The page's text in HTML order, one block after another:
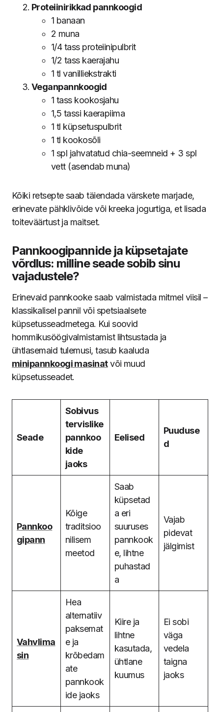
Proteiinirikkad pannkoogid
1 banaan
2 muna
1/4 tass proteiinipulbrit
1/2 tass kaerajahu
1 tl vanilliekstrakti
Veganpannkoogid
1 tass kookosjahu
1,5 tassi kaerapiima
1 tl küpsetuspulbrit
1 tl kookosõli
1 spl jahvatatud chia-seemneid + 3 spl
vett (asendab muna)
Kõiki retsepte saab täiendada värskete marjade,
erinevate pähklivõide või kreeka jogurtiga, et lisada
toiteväärtust ja maitset.
Pannkoogipannide ja küpsetajate
võrdlus: milline seade sobib sinu
vajadustele?
Erinevaid pannkooke saab valmistada mitmel viisil –
klassikalisel pannil või spetsiaalsete
küpsetusseadmetega. Kui soovid
hommikusöögivalmistamist lihtsustada ja
ühtlasemaid tulemusi, tasub kaaluda
minipannkoogi masinatvõi muud
küpsetusseadet.
Seade
Sobivus
tervislike
pannkoo
kide
jaoks
Eelised
Puuduse
d
Pannkoo
gipann
Kõige
traditsioo
nilisem
meetod
Saab
küpsetad
a eri
suuruses
pannkook
e, lihtne
puhastad
a
Vajab
pidevat
jälgimist
Vahvlima
sin
Hea
alternatiiv
paksemat
e ja
krõbedam
ate
pannkook
ide jaoks
Kiire ja
lihtne
kasutada,
ühtlane
kuumus
Ei sobi
väga
vedela
taigna
jaoks